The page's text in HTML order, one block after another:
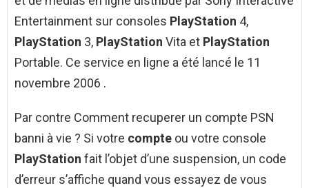
Entertainment sur consoles PlayStation 4,
PlayStation 3, PlayStation Vita et PlayStation
Portable. Ce service en ligne a été lancé le 11
novembre 2006 .
Par contre Comment recuperer un compte PSN
banni à vie ? Si votre compte ou votre console
PlayStation fait l’objet d’une suspension, un code
d’erreur s’affiche quand vous essayez de vous